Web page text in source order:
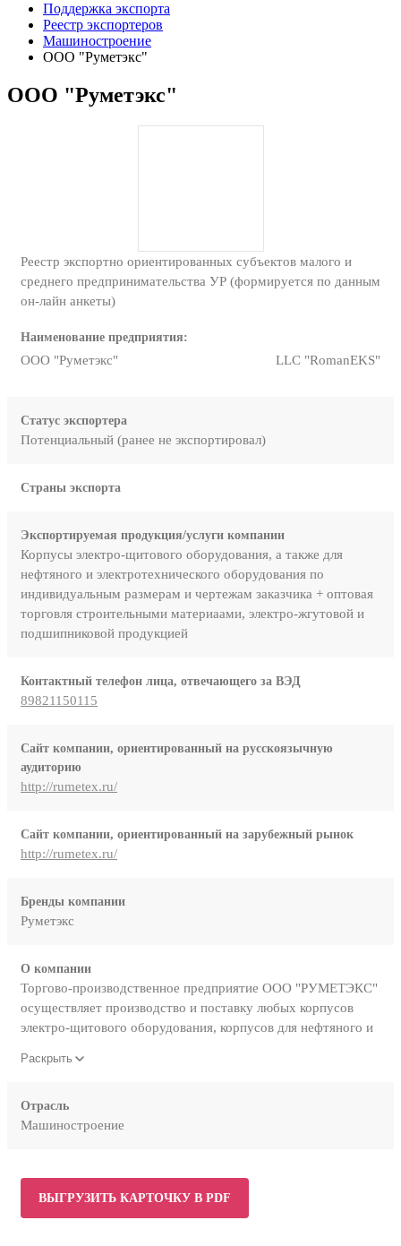
Поддержка экспорта
Реестр экспортеров
Машиностроение
ООО "Руметэкс"
ООО "Руметэкс"
Реестр экспортно ориентированных субъектов малого и
среднего предпринимательства УР (формируется по данным
он-лайн анкеты)
Наименование предприятия:
ООО "Руметэкс" LLC "RomanEKS"
Статус экспортера
Потенциальный (ранее не экспортировал)
Страны экспорта
Экспортируемая продукция/услуги компании
Корпусы электро-щитового оборудования, а также для
нефтяного и электротехнического оборудования по
индивидуальным размерам и чертежам заказчика + оптовая
торговля строительными материаами, электро-жгутовой и
подшипниковой продукцией
Контактный телефон лица, отвечающего за ВЭД
89821150115
Сайт компании, ориентированный на русскоязычную
аудиторию
http://rumetex.ru/
Сайт компании, ориентированный на зарубежный рынок
http://rumetex.ru/
Бренды компании
Руметэкс
О компании
Торгово-производственное предприятие ООО "РУМЕТЭКС"
осуществляет производство и поставку любых корпусов
электро-щитового оборудования, корпусов для нефтяного и
размерам и чертежам заказчика. В перечень наших услуг,
лазерный раскрой, производство корпусов, порошковая
покраска. Наша компания решает проблему крупных
заказчика или не имеющего определенной техническое
возможности. Так же наша компания занимается
Раскрыть
Отрасль
Машиностроение
ВЫГРУЗИТЬ КАРТОЧКУ В PDF